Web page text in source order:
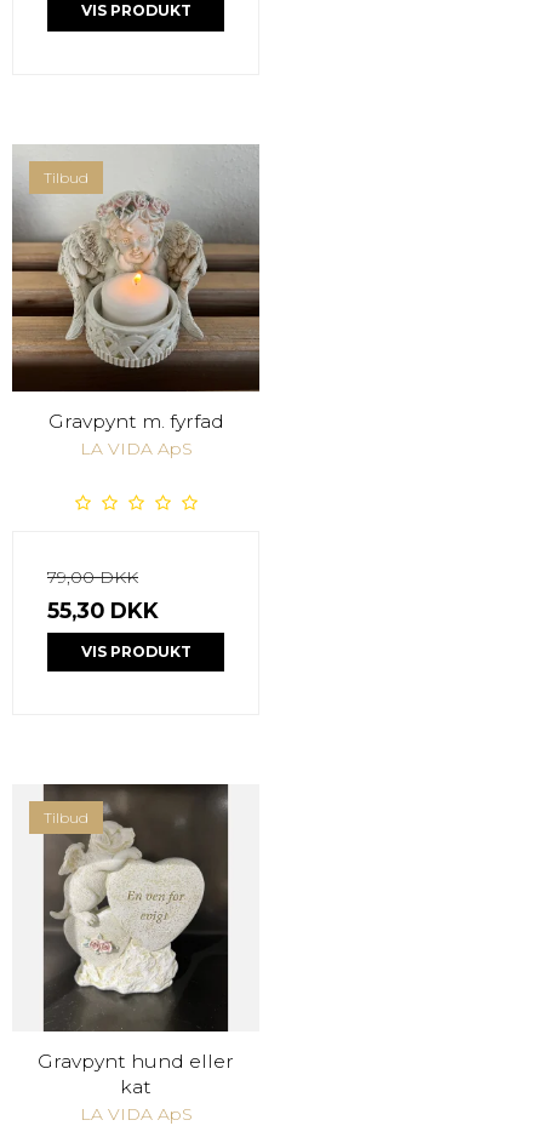
VIS PRODUKT
Tilbud
Gravpynt m. fyrfad
LA VIDA ApS
79,00 DKK
55,30 DKK
VIS PRODUKT
Tilbud
Gravpynt hund eller
kat
LA VIDA ApS